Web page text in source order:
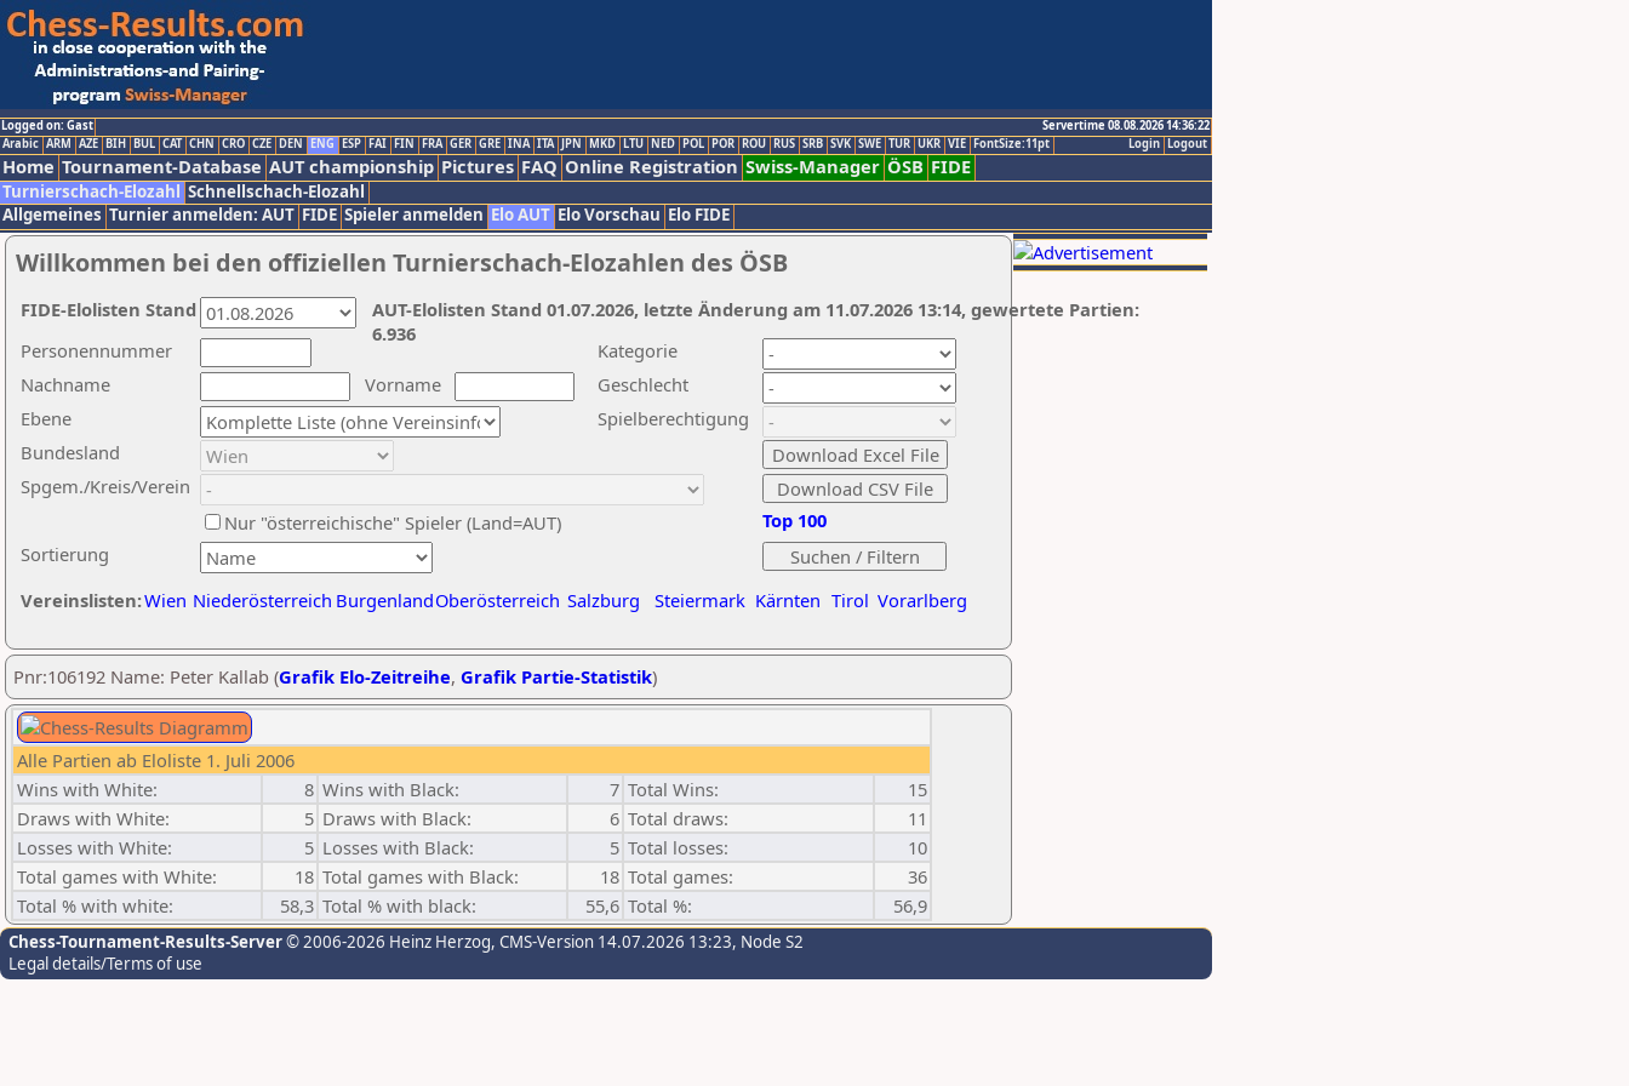
Logged on: Gast
Servertime 08.08.2026 14:36:22
Logout
Login
Arabic ARM AZE BIH BUL CAT CHN CRO CZE DEN ENG ESP FAI FIN FRA GER GRE INA ITA JPN MKD LTU NED POL POR ROU RUS SRB SVK SWE TUR UKR VIE FontSize:11pt
Home Tournament-Database AUT championship Pictures FAQ Online Registration Swiss-Manager ÖSB FIDE
Turnierschach-Elozahl Schnellschach-Elozahl
Allgemeines Turnier anmelden: AUT FIDE Spieler anmelden Elo AUT Elo Vorschau Elo FIDE
Willkommen bei den offiziellen Turnierschach-Elozahlen des ÖSB
Nachname
Vorname
Ebene
Kategorie
Sortierung
Personennummer
Bundesland
Spgem./Kreis/Verein
Geschlecht
Nur "österreichische" Spieler (Land=AUT)
Spielberechtigung
Vereinslisten:Wien Niederösterreich BurgenlandOberösterreich Salzburg Steiermark Kärnten Tirol Vorarlberg
Top 100
AUT-Elolisten Stand 01.07.2026, letzte Änderung am 11.07.2026 13:14, gewertete Partien:
6.936
FIDE-Elolisten Stand
Pnr:106192 Name: Peter Kallab (Grafik Elo-Zeitreihe, Grafik Partie-Statistik)
Alle Partien ab Eloliste 1. Juli 2006
Wins with White:
8 Wins with Black: 7 Total Wins:
15
Draws with White:
5 Draws with Black: 6 Total draws:
11
Losses with White:
5 Losses with Black: 5 Total losses:
10
Total games with White:
18 Total games with Black: 18 Total games:
36
Total % with white:
58,3 Total % with black: 55,6 Total %: 56,9
Chess-Tournament-Results-Server© 2006-2026 Heinz Herzog, CMS-Version 14.07.2026 13:23, Node S2
Legal details/Terms of use